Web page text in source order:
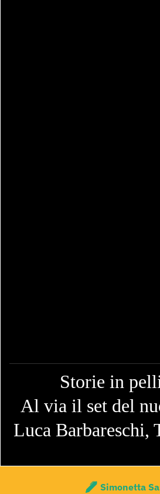
Storie in
Al via il set del
Luca Barbareschi,
Simonetta